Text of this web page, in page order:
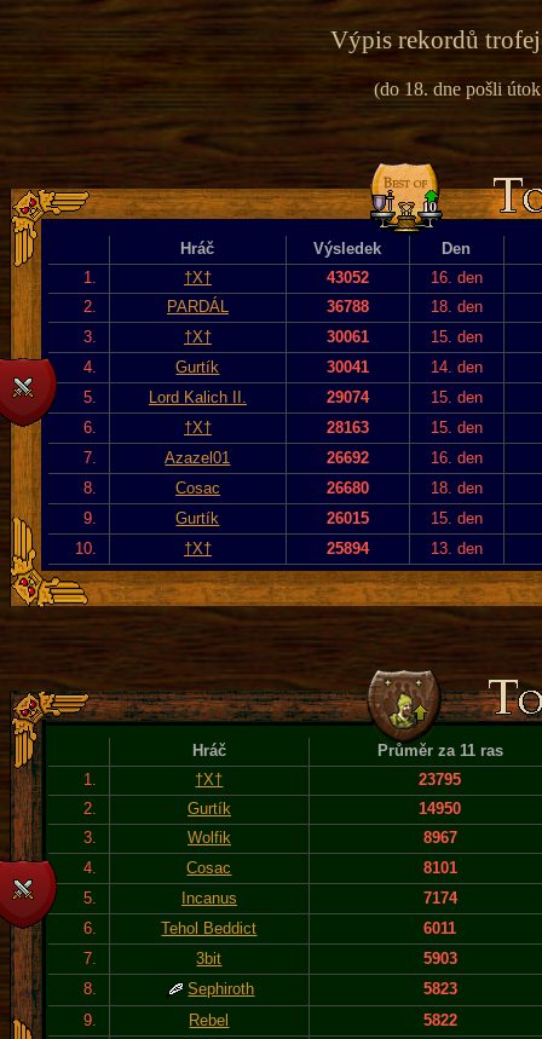
Výpis rekordů
(do 18. dne pošli
Hráč Výsledek
Den
1.
†X† 43052
16. den
2.
PARDÁL 36788
18. den
3.
†X† 30061
15. den
4.
Gurtík 30041
14. den
5.
Lord Kalich II. 29074
15. den
6.
†X† 28163
15. den
7.
Azazel01 26692
16. den
8.
Cosac 26680
18. den
9.
Gurtík 26015
15. den
10.
†X† 25894 13. den
Hráč
Průměr za 11 ras
1.
†X†
23795
2.
Gurtík
14950
3.
Wolfik
8967
4.
Cosac
8101
5.
Incanus
7174
6.
Tehol Beddict
6011
7.
3bit
5903
8.
Sephiroth
5823
9.
Rebel
5822